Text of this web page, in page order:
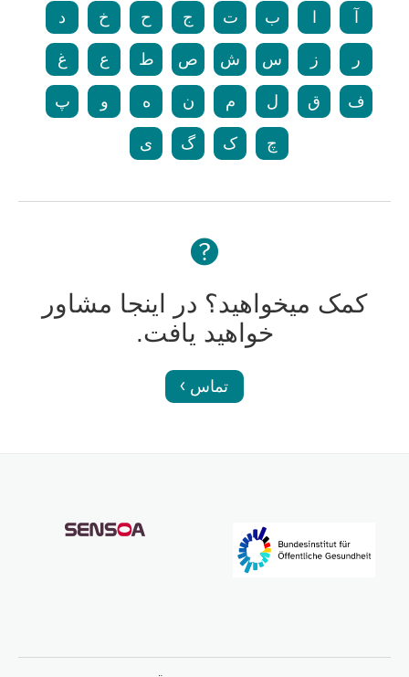
آ ا ب ت ج ح خ د
ر ز س ش ص ط ع غ
ف ق ل م ن ه و پ
چ ک گ ی
کمک میخواهید؟ در اینجا مشاور
خواهید یافت.
تماس